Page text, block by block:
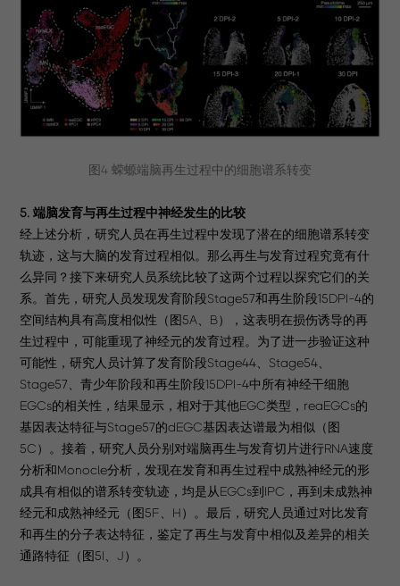
图4 蝾螈端脑再生过程中的细胞谱系转变
5. 端脑发育与再生过程中神经发生的比较
经上述分析，研究人员在再生过程中发现了潜在的细胞谱系转变
轨迹，这与大脑的发育过程相似。那么再生与发育过程究竟有什
么异同？接下来研究人员系统比较了这两个过程以探究它们的关
系。首先，研究人员发现发育阶段Stage57和再生阶段15DPI-4的
空间结构具有高度相似性（图5A、B），这表明在损伤诱导的再
生过程中，可能重现了神经元的发育过程。为了进一步验证这种
可能性，研究人员计算了发育阶段Stage44、Stage54、
Stage57、青少年阶段和再生阶段15DPI-4中所有神经干细胞
EGCs的相关性，结果显示，相对于其他EGC类型，reaEGCs的
基因表达特征与Stage57的dEGC基因表达谱最为相似（图
5C）。接着，研究人员分别对端脑再生与发育切片进行RNA速度
分析和Monocle分析，发现在发育和再生过程中成熟神经元的形
成具有相似的谱系转变轨迹，均是从EGCs到IPC，再到未成熟神
经元和成熟神经元（图5F、H）。最后，研究人员通过对比发育
和再生的分子表达特征，鉴定了再生与发育中相似及差异的相关
通路特征（图5I、J）。